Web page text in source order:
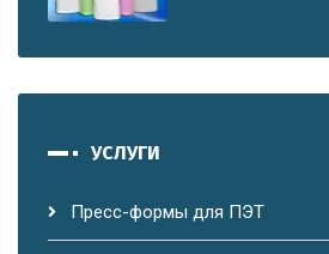
УСЛУГИ
Пресс-формы для ПЭТ